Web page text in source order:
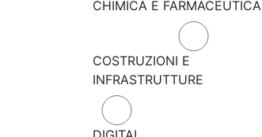
CHIMICA E FARMACEUTICA
COSTRUZIONI E
INFRASTRUTTURE